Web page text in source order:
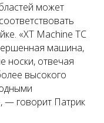
может
«XT Machine TC
машина,
носки, отвечая
высокого
— говорит Патрик